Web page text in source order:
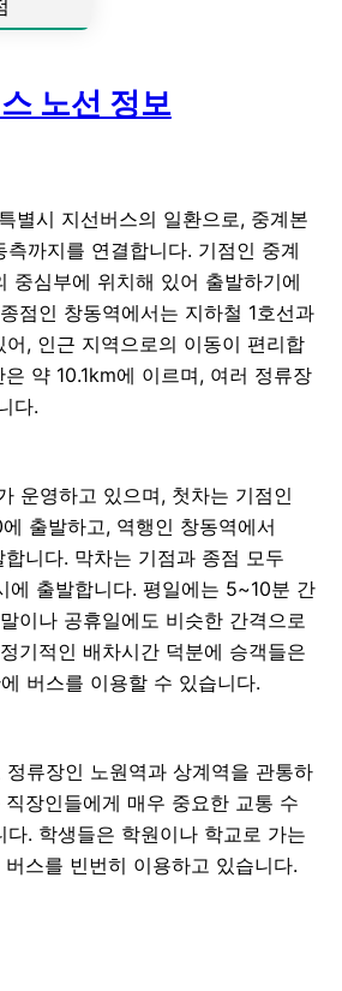
노선 정보
별시 지선버스의 일환으로, 중계본
측까지를 연결합니다. 기점인 중계
중심부에 위치해 있어 출발하기에
점인 창동역에서는 지하철 1호선과
, 인근 지역으로의 이동이 편리합
약 10.1km에 이르며, 여러 정류장
다.
운영하고 있으며, 첫차는 기점인
출발하고, 역행인 창동역에서
니다. 막차는 기점과 종점 모두
출발합니다. 평일에는 5~10분 간
이나 공휴일에도 비슷한 간격으로
기적인 배차시간 덕분에 승객들은
버스를 이용할 수 있습니다.
류장인 노원역과 상계역을 관통하
장인들에게 매우 중요한 교통 수
다. 학생들은 학원이나 학교로 가는
스를 빈번히 이용하고 있습니다.